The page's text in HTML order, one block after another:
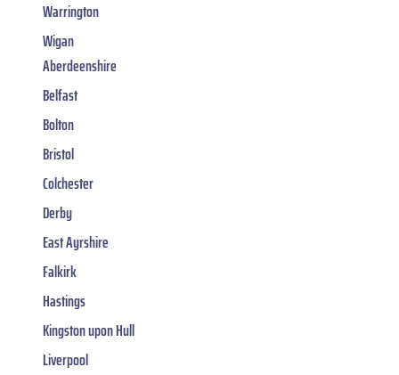
Warrington
Wigan
Aberdeenshire
Belfast
Bolton
Bristol
Colchester
Derby
East Ayrshire
Falkirk
Hastings
Kingston upon Hull
Liverpool